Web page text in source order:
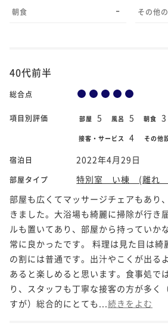
朝食 - その他
40代前半
総合点
項目別評価 部屋 5 風呂 5 朝食 3
接客・サービス 4 その他
宿泊日 2022年4月29日
部屋タイプ
特別室 い棟 (離れ
部屋も広くてマッサージチェアもあり
きました。大浴場も綺麗に掃除が行き
ルも置いてあり、部屋から持っていか
常に良かったです。 料理は見た目は綺
の割には普通です。出汁やこくが出る
あると楽しめると思います。食事処で
り、スタッフも丁寧な接客の方が多く
すが）総合的にとても... 続きをよむ